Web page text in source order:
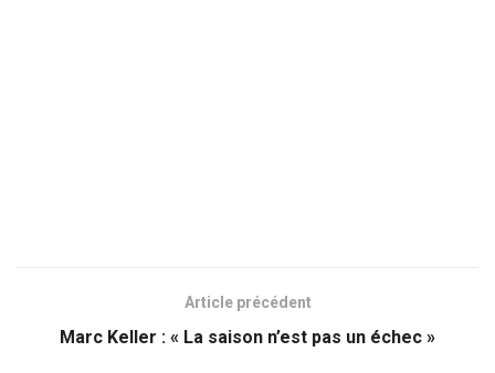
Article précédent
Marc Keller : « La saison n’est pas un échec »